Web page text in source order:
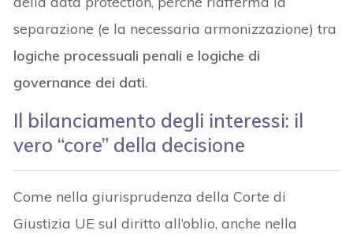
separazione (e la necessaria armonizzazione) tra
logiche processuali penali e logiche di
governance dei dati.
Il bilanciamento degli interessi: il
vero “core” della decisione
Come nella giurisprudenza della Corte di
Giustizia UE sul diritto all’oblio, anche nella